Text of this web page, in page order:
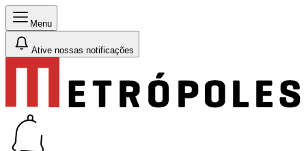
Menu
Ative nossas notificações